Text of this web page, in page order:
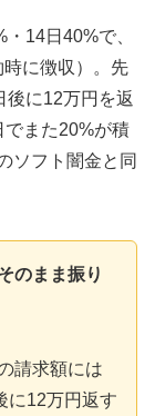
14日40%で、
に徴収）。先
後に12万円を返
また20%が積
ソフト闇金と同
のまま振り
請求額には
に12万円返す